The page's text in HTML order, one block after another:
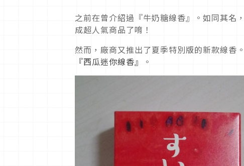
之前在曾介紹過『牛奶糖線香』。如同其名
成超人氣商品了唷！
然而，廠商又推出了夏季特別版的新款線香
『西瓜迷你線香』
。